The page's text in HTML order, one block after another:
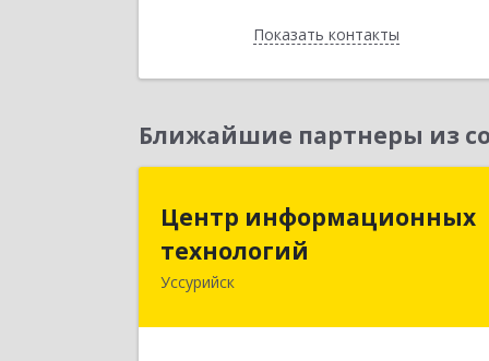
Показать контакты
Назад
Ближайшие партнеры из
Центр информационных
технологий
Уссурийск
Центр информационных
технологий
692512, Приморский край, Уссурийск